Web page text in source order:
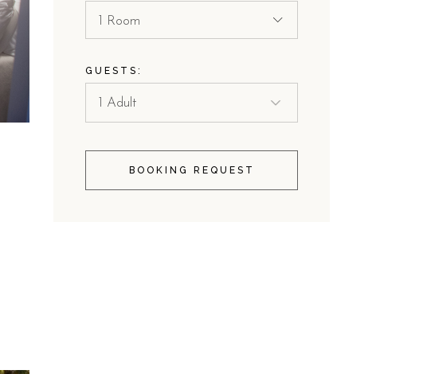
1 Room
GUESTS:
BOOKING REQUEST